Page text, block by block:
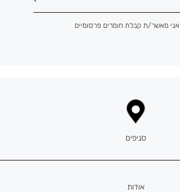
אני מאשר/ת קבלת חומרים פרסומיים
אודות
סניפים